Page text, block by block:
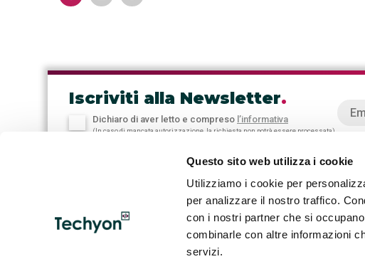
Questo sito web utilizza i cookie
Utilizziamo i cookie per
per analizzare il nostro traffico.
con i nostri partner che si
combinarle con altre informazioni
servizi.
Iscriviti alla Newsletter.
Dichiaro di aver letto e compreso l’informativa
(In caso di mancata autorizzazione, la richiesta non potrà essere processata)
Note Legali & Privacy